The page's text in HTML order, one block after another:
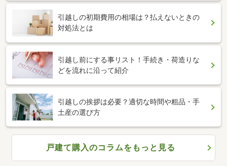
引越しの初期費用の相場は？払えないときの
対処法とは
引越し前にする事リスト！手続き・荷造りな
どを流れに沿って紹介
引越しの挨拶は必要？適切な時間や粗品・手
土産の選び方
戸建て購入のコラムをもっと見る